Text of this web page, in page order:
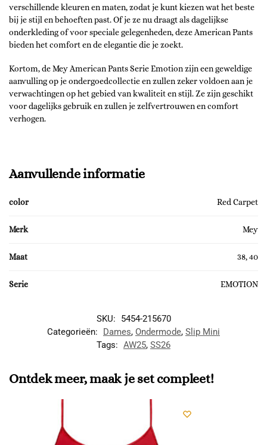
verschillende kleuren en maten, zodat je kunt kiezen wat het beste
bij je stijl en behoeften past. Of je ze nu draagt als dagelijkse
onderkleding of voor speciale gelegenheden, deze American Pants
bieden het comfort en de elegantie die je zoekt.
Kortom, de Mey American Pants Serie Emotion zijn een geweldige
aanvulling op je ondergoedcollectie en zullen zeker voldoen aan je
verwachtingen op het gebied van kwaliteit en stijl. Ze zijn geschikt
voor dagelijks gebruik en zullen je zelfvertrouwen en comfort
verhogen.
Aanvullende informatie
color Red Carpet
Merk Mey
Maat 38, 40
Serie EMOTION
SKU:
5454-215670
Categorieën:
Dames, Ondermode, Slip Mini
Tags: AW25, SS26
Ontdek meer, maak je set compleet!